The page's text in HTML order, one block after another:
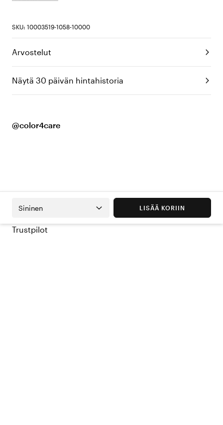
SKU: 10003519-1058-10000
Arvostelut
Näytä 30 päivän hintahistoria
@color4care
Sininen LISÄÄ KORIIN
Trustpilot